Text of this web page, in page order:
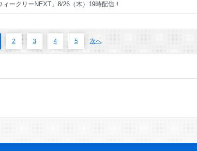
ークリーNEXT」8/26（木）19時配信！
2 3 4 5 次へ